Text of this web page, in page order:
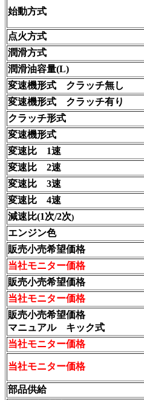
始動方式
点火方式
潤滑方式
潤滑油容量(L)
変速機形式 クラッチ無し
変速機形式 クラッチ有り
クラッチ形式
変速機形式
変速比 1速
変速比 2速
変速比 3速
変速比 4速
減速比(1次/2次)
エンジン色
販売小売希望価格
当社モニター価格
販売小売希望価格
当社モニター価格
販売小売希望価格
マニュアル キック式
当社モニター価格
当社モニター価格
部品供給